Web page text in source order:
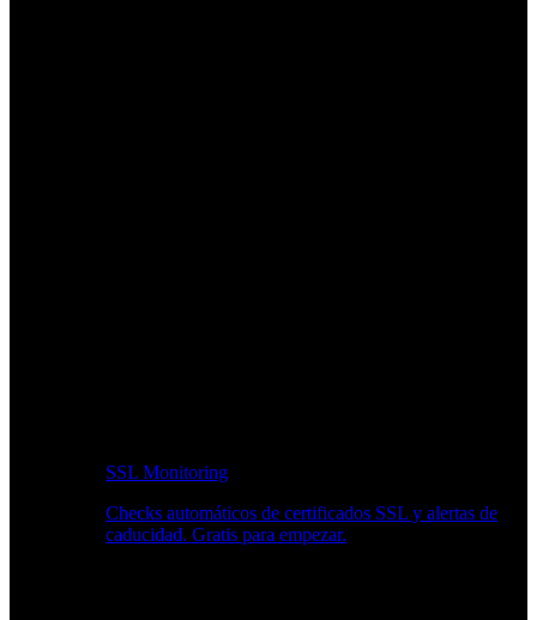
SSL Monitoring
Checks automáticos de certificados SSL y alertas de
caducidad. Gratis para empezar.